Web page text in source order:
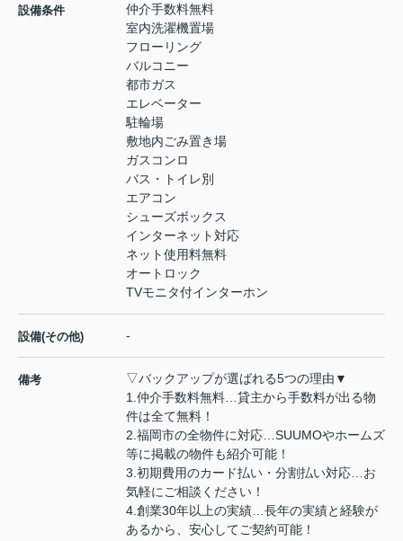
設備条件
仲介手数料無料
室内洗濯機置場
フローリング
バルコニー
都市ガス
エレベーター
駐輪場
敷地内ごみ置き場
ガスコンロ
バス・トイレ別
エアコン
シューズボックス
インターネット対応
ネット使用料無料
オートロック
TVモニタ付インターホン
設備(その他) -
備考
▽バックアップが選ばれる5つの理由▼
1.仲介手数料無料…貸主から手数料が出る物
件は全て無料！
2.福岡市の全物件に対応…SUUMOやホームズ
等に掲載の物件も紹介可能！
3.初期費用のカード払い・分割払い対応…お
気軽にご相談ください！
4.創業30年以上の実績…長年の実績と経験が
あるから、安心してご契約可能！